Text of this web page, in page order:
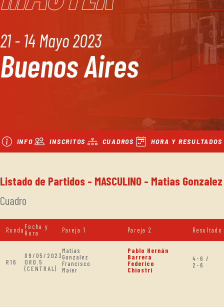
21 - 14 Mayo 2023
Buenos Aires
INFO INSCRITOS CUADROS HORA Y RESULTADOS
Listado de Partidos - MASCULINO - Matias Gonzalez
Cuadro
Ronda Fecha y
Hora
Pareja 1 Pareja 2 Resultado
R16
09/05/2023
ORD.5
(CENTRAL)
Matias
Gonzalez
Francisco
Maier
Pablo Hernán
Barrera
Federico
Chiostri
4-6 /
2-6